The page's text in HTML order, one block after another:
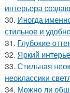
интерьера
30. Иногда
стильное и
31. Глубокие
32. Яркий
33. Стильная
неоклассики
34. Можно ли